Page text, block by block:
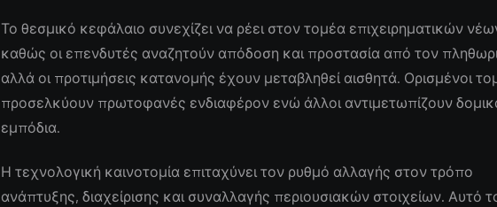
Το θεσμικό κεφάλαιο συνεχίζει να ρέει στον τομέα επιχειρηματικών
καθώς οι επενδυτές αναζητούν απόδοση και προστασία από τον
αλλά οι προτιμήσεις κατανομής έχουν μεταβληθεί αισθητά. Ορισμένοι
προσελκύουν πρωτοφανές ενδιαφέρον ενώ άλλοι αντιμετωπίζουν
εμπόδια.
Η τεχνολογική καινοτομία επιταχύνει τον ρυθμό αλλαγής στον τρόπο
ανάπτυξης, διαχείρισης και συναλλαγής περιουσιακών στοιχείων. Αυτό